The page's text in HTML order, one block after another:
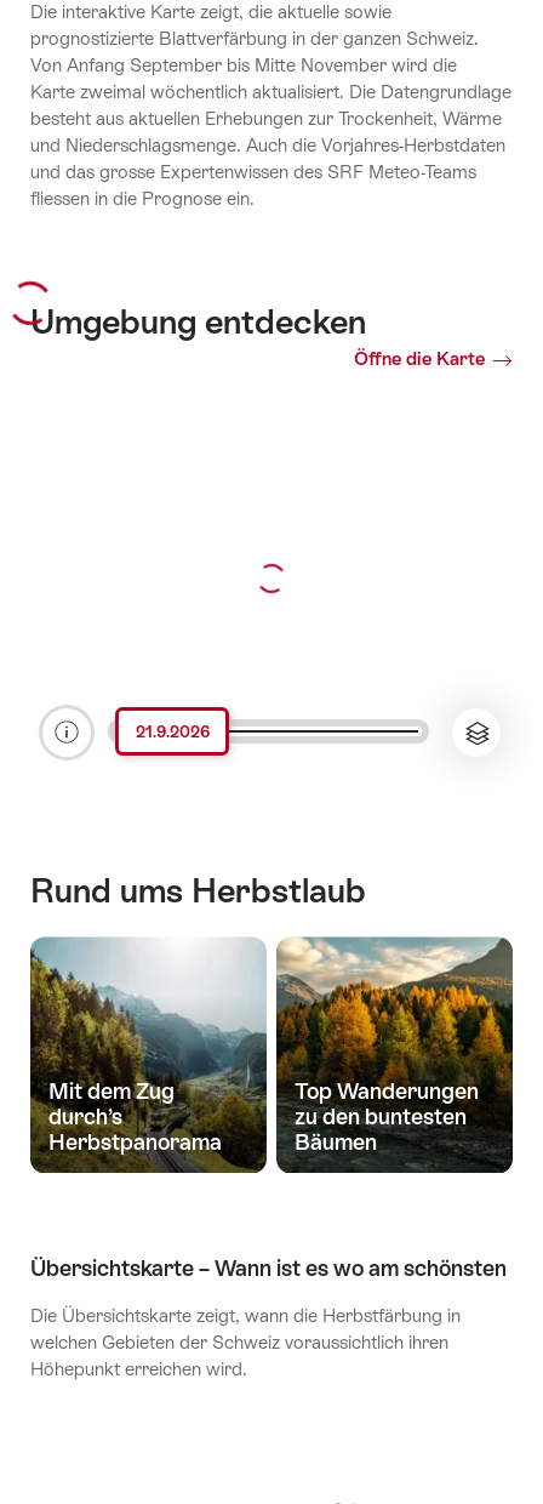
Die interaktive Karte zeigt, die aktuelle sowie
prognostizierte Blattverfärbung in der ganzen Schweiz.
Von Anfang September bis Mitte November wird die
Karte zweimal wöchentlich aktualisiert. Die Datengrundlage
besteht aus aktuellen Erhebungen zur Trockenheit, Wärme
und Niederschlagsmenge. Auch die Vorjahres-Herbstdaten
und das grosse Expertenwissen des SRF Meteo-Teams
fliessen in die Prognose ein.
Umgebung entdecken
Öffne die Karte
Legende Herbstlaub Klicke um das Flyout mit mehr
21.9.2026
Rund ums Herbstlaub
Mit dem Zug
durch’s
Herbstpanorama
Top Wanderungen
zu den buntesten
Bäumen
Übersichtskarte – Wann ist es wo am schönsten
Die Übersichtskarte zeigt, wann die Herbstfärbung in
welchen Gebieten der Schweiz voraussichtlich ihren
Höhepunkt erreichen wird.